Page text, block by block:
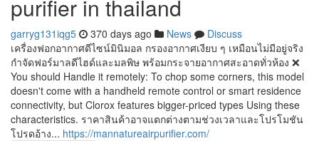
purifier in thailand
garryg131iqg5 370 days ago News
Discuss
เครื่องฟอกอากาศดีไซน์มินิมอล กรองอากาศเงียบ ๆ เหมือนไม่มีอยู่จริง
กำจัดฟอร์มาลดีไฮด์และมลพิษ พร้อมกระจายอากาศสะอาดทั่วห้อง ❌
You should Handle it remotely: To chop some corners, this model
doesn't come with a handheld remote control or smart residence
connectivity, but Clorox features bigger-priced types Using these
characteristics. ราคาสินค้าอาจแตกต่างตามช่วงเวลาและโปรโมชัน
โปรดอ้าง... https://mannatureairpurifier.com/